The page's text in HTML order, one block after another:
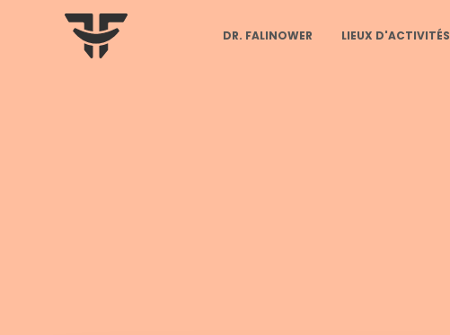
DR. FALINOWER LIEUX D'ACTIVITÉS